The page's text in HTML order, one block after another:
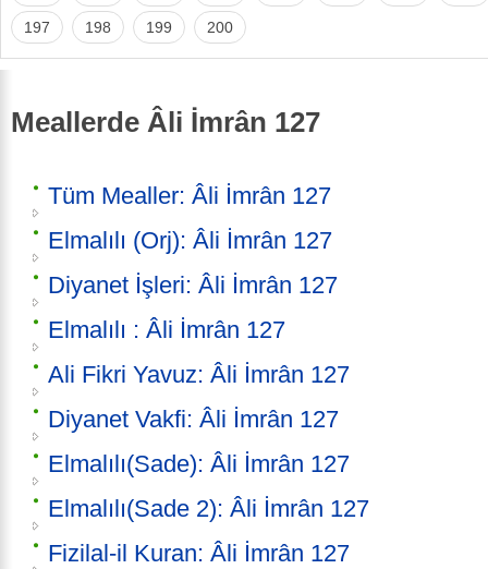
197 198 199 200
Meallerde Âli İmrân 127
Tüm Mealler: Âli İmrân 127
Elmalılı (Orj): Âli İmrân 127
Diyanet İşleri: Âli İmrân 127
Elmalılı : Âli İmrân 127
Ali Fikri Yavuz: Âli İmrân 127
Diyanet Vakfi: Âli İmrân 127
Elmalılı(Sade): Âli İmrân 127
Elmalılı(Sade 2): Âli İmrân 127
Fizilal-il Kuran: Âli İmrân 127